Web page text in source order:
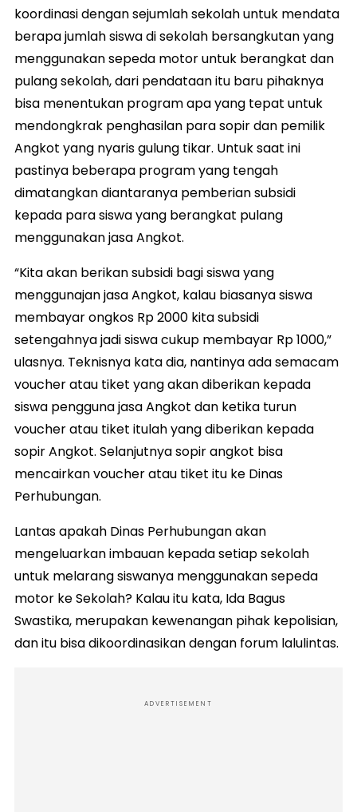
koordinasi dengan sejumlah sekolah untuk mendata
berapa jumlah siswa di sekolah bersangkutan yang
menggunakan sepeda motor untuk berangkat dan
pulang sekolah, dari pendataan itu baru pihaknya
bisa menentukan program apa yang tepat untuk
mendongkrak penghasilan para sopir dan pemilik
Angkot yang nyaris gulung tikar. Untuk saat ini
pastinya beberapa program yang tengah
dimatangkan diantaranya pemberian subsidi
kepada para siswa yang berangkat pulang
menggunakan jasa Angkot.
“Kita akan berikan subsidi bagi siswa yang
menggunajan jasa Angkot, kalau biasanya siswa
membayar ongkos Rp 2000 kita subsidi
setengahnya jadi siswa cukup membayar Rp 1000,”
ulasnya. Teknisnya kata dia, nantinya ada semacam
voucher atau tiket yang akan diberikan kepada
siswa pengguna jasa Angkot dan ketika turun
voucher atau tiket itulah yang diberikan kepada
sopir Angkot. Selanjutnya sopir angkot bisa
mencairkan voucher atau tiket itu ke Dinas
Perhubungan.
Lantas apakah Dinas Perhubungan akan
mengeluarkan imbauan kepada setiap sekolah
untuk melarang siswanya menggunakan sepeda
motor ke Sekolah? Kalau itu kata, Ida Bagus
Swastika, merupakan kewenangan pihak kepolisian,
dan itu bisa dikoordinasikan dengan forum lalulintas.
ADVERTISEMENT